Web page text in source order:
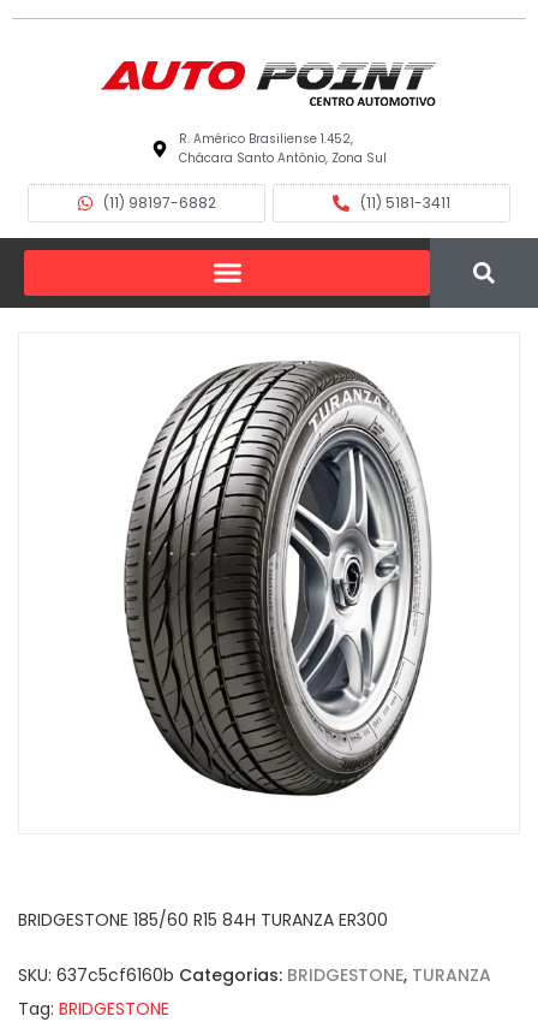
R. Américo Brasiliense 1.452,
Chácara Santo Antônio, Zona Sul
(11) 98197-6882 (11) 5181-3411
BRIDGESTONE 185/60 R15 84H TURANZA ER300
SKU: 637c5cf6160b Categorias: BRIDGESTONE, TURANZA
Tag: BRIDGESTONE